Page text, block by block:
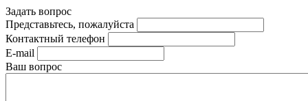
Задать вопрос
Представьтесь, пожалуйста
Контактный телефон
E-mail
Ваш вопрос